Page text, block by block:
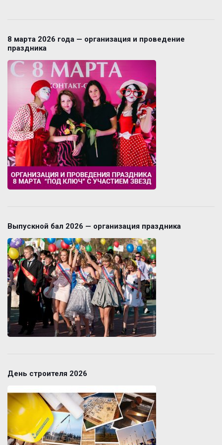
8 марта 2026 года — организация и проведение
праздника
Выпускной бал 2026 — организация праздника
День строителя 2026